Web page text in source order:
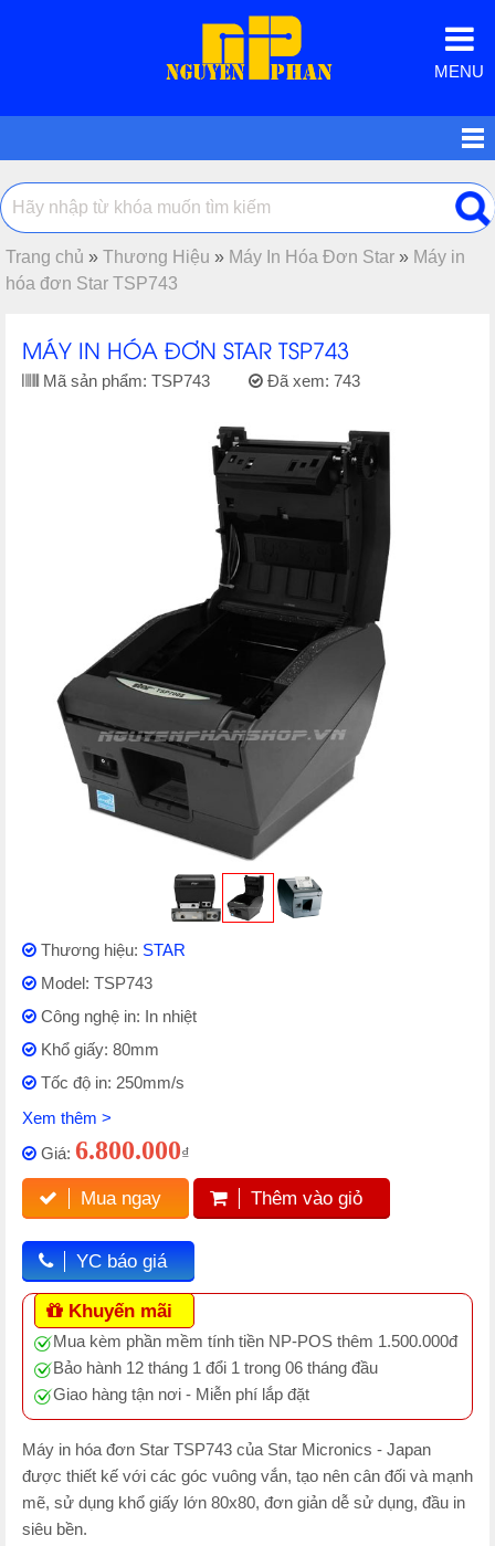
MENU
Trang chủ » Thương Hiệu » Máy In Hóa Đơn Star » Máy in
hóa đơn Star TSP743
MÁY IN HÓA ĐƠN STAR TSP743
Mã sản phẩm: TSP743 Đã xem: 743
Thương hiệu: STAR
Model: TSP743
Công nghệ in: In nhiệt
Khổ giấy: 80mm
Tốc độ in: 250mm/s
Xem thêm >
Giá: 6.800.000₫
Mua ngay Thêm vào giỏ
YC báo giá
Khuyến mãi
Mua kèm phần mềm tính tiền NP-POS thêm 1.500.000đ
Bảo hành 12 tháng 1 đổi 1 trong 06 tháng đầu
Giao hàng tận nơi - Miễn phí lắp đặt
Máy in hóa đơn Star TSP743 của Star Micronics - Japan
được thiết kế với các góc vuông vắn, tạo nên cân đối và mạnh
mẽ, sử dụng khổ giấy lớn 80x80, đơn giản dễ sử dụng, đầu in
siêu bền.